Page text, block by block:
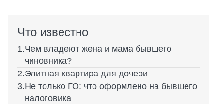
Что известно
Чем владеют жена и мама бывшего
чиновника?
Элитная квартира для дочери
Не только ГО: что оформлено на бывшего
налоговика